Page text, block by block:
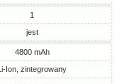
1
jest
4800 mAh
Ion, zintegrowany